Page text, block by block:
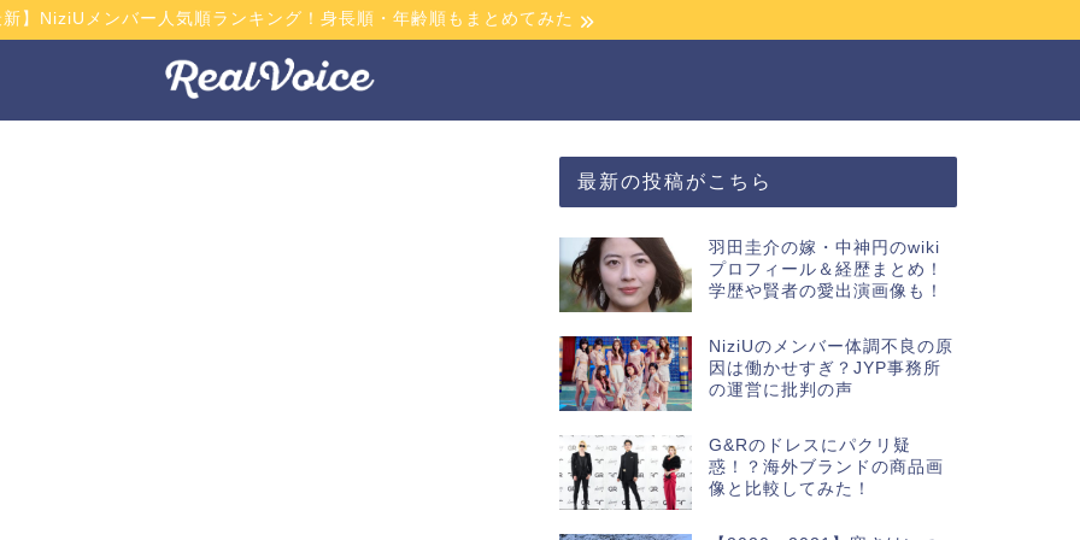
】NiziUメンバー人気順ランキング！身長順・年齢順もまとめてみた
最新の投稿がこちら
羽田圭介の嫁・中神円のwiki
プロフィール＆経歴まとめ！
学歴や賢者の愛出演画像も！
NiziUのメンバー体調不良の原
因は働かせすぎ？JYP事務所
の運営に批判の声
G&Rのドレスにパクリ疑
惑！？海外ブランドの商品画
像と比較してみた！